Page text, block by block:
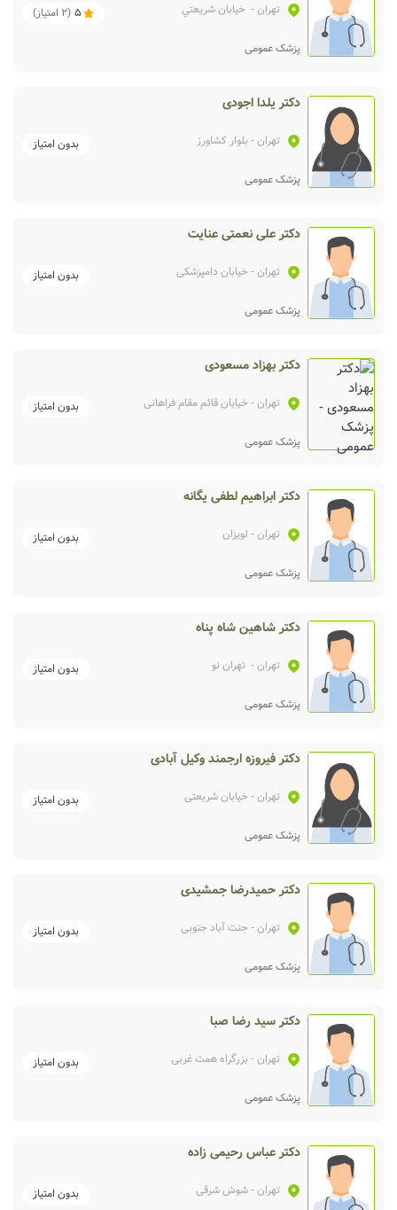
تهران- خيابان شريعتي 5
(
2 امتیاز)
پزشک عمومی
دکتر یلدا اجودی
تهران- بلوار کشاورز بدون امتیاز
پزشک عمومی
دکتر علی نعمتی عنایت
تهران- خیابان دامپزشکی بدون امتیاز
پزشک عمومی
دکتر بهزاد مسعودی
تهران- خیابان قائم مقام فراهانی بدون امتیاز
پزشک عمومی
دکتر ابراهیم لطفی یگانه
تهران- لویزان بدون امتیاز
پزشک عمومی
دکتر شاهین شاه پناه
تهران- تهران نو بدون امتیاز
پزشک عمومی
دکتر فیروزه ارجمند وکیل آبادی
تهران- خیابان شریعتی بدون امتیاز
پزشک عمومی
دکتر حمیدرضا جمشیدی
تهران- جنت آباد جنوبی بدون امتیاز
پزشک عمومی
دکتر سید رضا صبا
تهران- بزرگراه همت غربی بدون امتیاز
پزشک عمومی
دکتر عباس رحیمی زاده
تهران- شوش شرقی بدون امتیاز